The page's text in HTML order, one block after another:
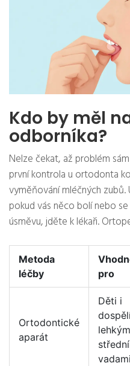
Kdo by měl
odborníka?
Nelze čekat, až problém
první kontrola u ortodonta
vyměňování mléčných
pokud vás něco bolí nebo
úsměvu, jděte k lékaři.
Metoda
léčby
pro
Ortodontické
aparát
Děti i
vadami